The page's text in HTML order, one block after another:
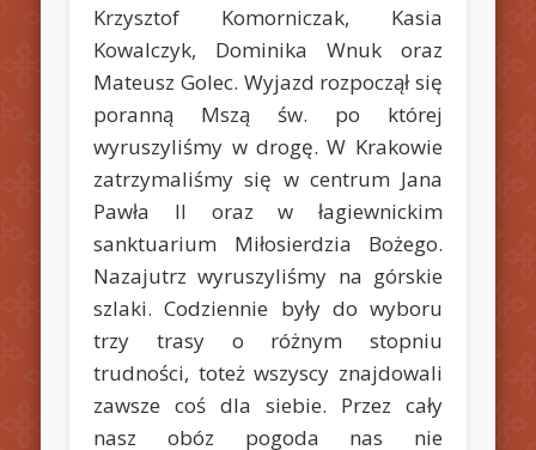
Krzysztof Komorniczak, Kasia
Kowalczyk, Dominika Wnuk oraz
Mateusz Golec. Wyjazd rozpoczął się
poranną Mszą św. po której
wyruszyliśmy w drogę. W Krakowie
zatrzymaliśmy się w centrum Jana
Pawła II oraz w łagiewnickim
sanktuarium Miłosierdzia Bożego.
Nazajutrz wyruszyliśmy na górskie
szlaki. Codziennie były do wyboru
trzy trasy o różnym stopniu
trudności, toteż wszyscy znajdowali
zawsze coś dla siebie. Przez cały
nasz obóz pogoda nas nie